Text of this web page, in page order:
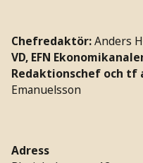
Chefredaktör:Anders
VD, EFN
Redaktionschef och tf
Emanuelsson
Adress